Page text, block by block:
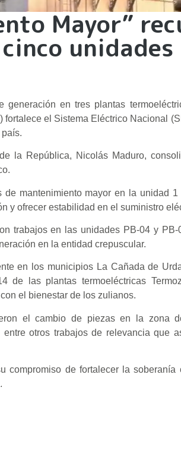
Mayor”
en tres plantas
el Sistema Eléctrico Nacional
la República, Nicolás Maduro,
mantenimiento mayor en la unidad
y ofrecer estabilidad en el suministro
trabajos en las unidades PB-04 y
en la entidad crepuscular.
en los municipios La Cañada de
de las plantas termoeléctricas
el bienestar de los zulianos.
el cambio de piezas en la zona
otros trabajos de relevancia que
compromiso de fortalecer la